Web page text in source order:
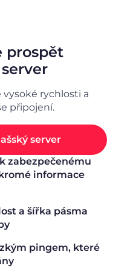
prospět
rychlosti a
připojení.
server
zabezpečenému
informace
a šířka pásma
pingem, které